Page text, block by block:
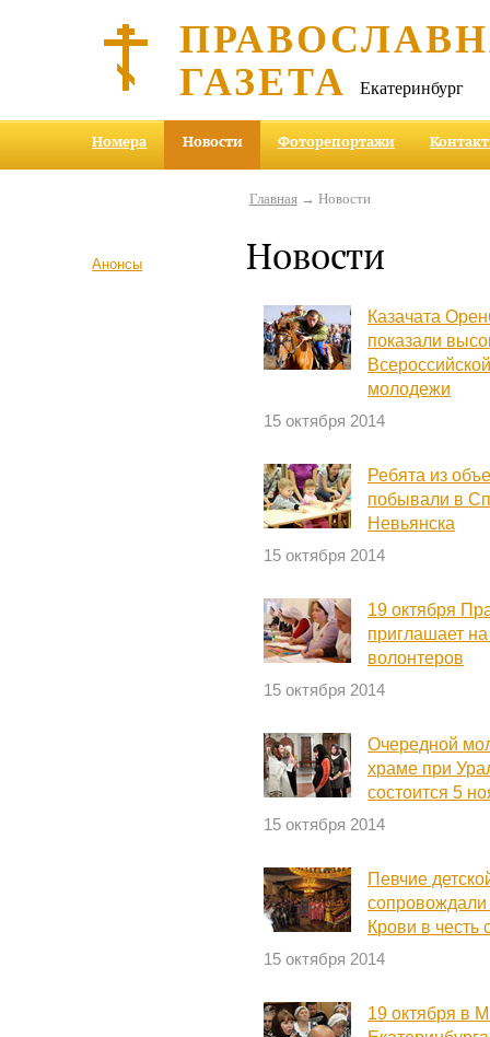
ГАЗЕТА Екатеринбург
Номера Новости Фоторепортажи
Анонсы
Главная→ Новости
Новости
Казачата
показали
молодежи
15 октября 2014
Ребята из
побывали в
Невьянска
15 октября 2014
19 октября
приглашает
волонтеров
15 октября 2014
Очередной
храме при
состоится 5
15 октября 2014
Певчие
Крови в честь
15 октября 2014
19 октября в